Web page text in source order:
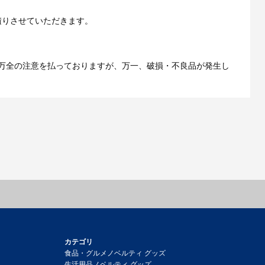
させていただきます。
の注意を払っておりますが、万一、破損・不良品が発生し
カテゴリ
食品・グルメノベルティ グッズ